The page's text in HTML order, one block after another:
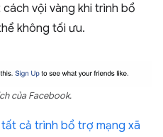
vội vàng khi trình bổ
không tối ưu.
của Facebook.
tất cả trình bổ trợ mạng xã